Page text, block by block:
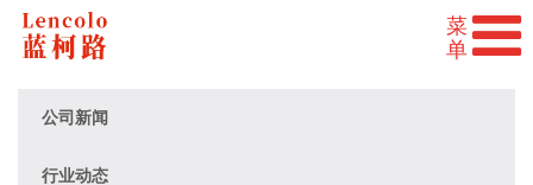
公司新闻
行业动态